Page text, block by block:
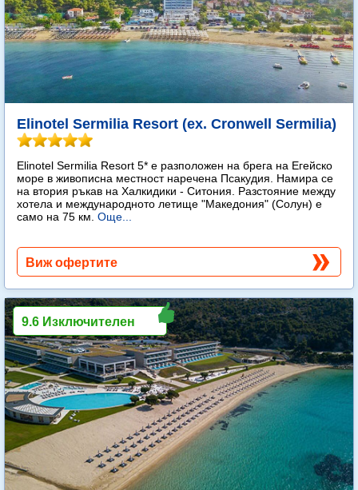
Elinotel Sermilia Resort (ex. Cronwell Sermilia)
Elinotel Sermilia Resort 5* е разположен на брега на Егейско
море в живописна местност наречена Псакудия. Намира се
на втория ръкав на Халкидики - Ситония. Разстояние между
хотела и международното летище "Македония" (Солун) е
само на 75 км. Още...
Виж офертите
9.6 Изключителен